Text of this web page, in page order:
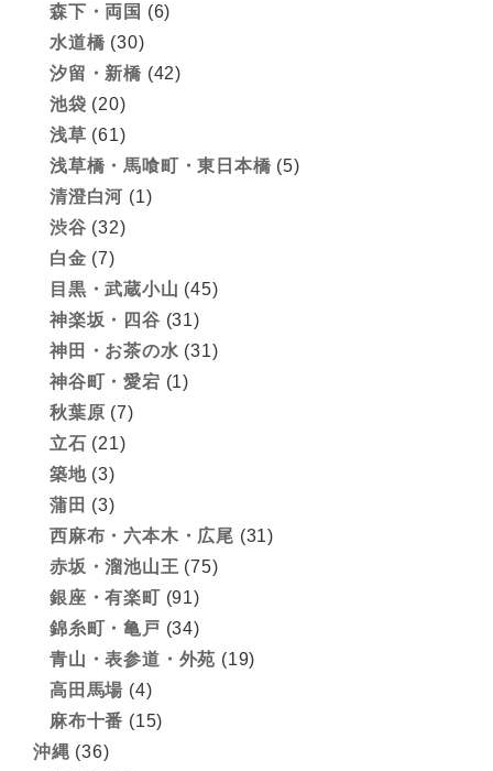
森下・両国 (6)
水道橋 (30)
汐留・新橋 (42)
池袋 (20)
浅草 (61)
浅草橋・馬喰町・東日本橋 (5)
清澄白河 (1)
渋谷 (32)
白金 (7)
目黒・武蔵小山 (45)
神楽坂・四谷 (31)
神田・お茶の水 (31)
神谷町・愛宕 (1)
秋葉原 (7)
立石 (21)
築地(3)
蒲田 (3)
西麻布・六本木・広尾 (31)
赤坂・溜池山王 (75)
銀座・有楽町 (91)
錦糸町・亀戸 (34)
青山・表参道・外苑 (19)
高田馬場 (4)
麻布十番 (15)
沖縄 (36)